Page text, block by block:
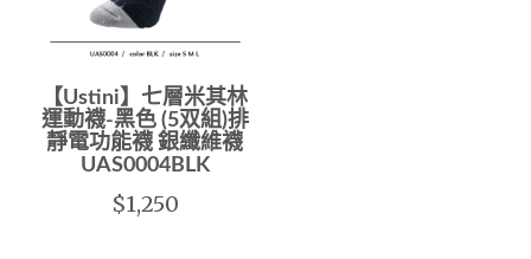
【Ustini】七層米其林
運動襪-黑色 (5双組)排
靜電功能襪 銀纖維襪
UAS0004BLK
$1,250